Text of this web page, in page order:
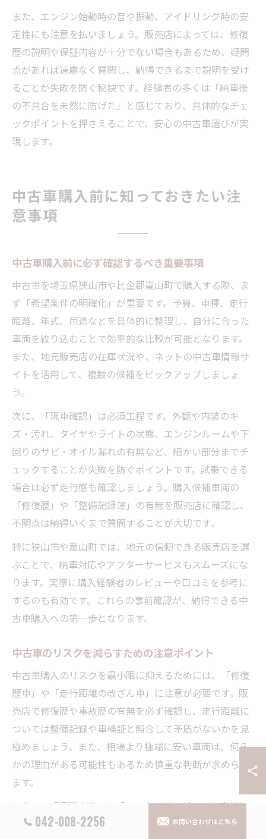
また、エンジン始動時の音や振動、アイドリング時の安
定性にも注意を払いましょう。販売店によっては、修復
歴の説明や保証内容が十分でない場合もあるため、疑問
点があれば遠慮なく質問し、納得できるまで説明を受け
ることが失敗を防ぐ秘訣です。経験者の多くは「納車後
の不具合を未然に防げた」と感じており、具体的なチェ
ックポイントを押さえることで、安心の中古車選びが実
現します。
中古車購入前に知っておきたい注
意事項
中古車購入前に必ず確認するべき重要事項
中古車を埼玉県狭山市や比企郡嵐山町で購入する際、ま
ず「希望条件の明確化」が重要です。予算、車種、走行
距離、年式、用途などを具体的に整理し、自分に合った
車両を絞り込むことで効率的な比較が可能となります。
また、地元販売店の在庫状況や、ネットの中古車情報サ
イトを活用して、複数の候補をピックアップしましょ
う。
次に、「現車確認」は必須工程です。外観や内装のキ
ズ・汚れ、タイヤやライトの状態、エンジンルームや下
回りのサビ・オイル漏れの有無など、細かい部分までチ
ェックすることが失敗を防ぐポイントです。試乗できる
場合は必ず走行感も確認しましょう。購入候補車両の
「修復歴」や「整備記録簿」の有無を販売店に確認し、
不明点は納得いくまで質問することが大切です。
特に狭山市や嵐山町では、地元の信頼できる販売店を選
ぶことで、納車対応やアフターサービスもスムーズにな
ります。実際に購入経験者のレビューや口コミを参考に
するのも有効です。これらの事前確認が、納得できる中
古車購入への第一歩となります。
中古車のリスクを減らすための注意ポイント
中古車購入のリスクを最小限に抑えるためには、「修復
歴車」や「走行距離の改ざん車」に注意が必要です。販
売店で修復歴や事故歴の有無を必ず確認し、走行距離に
ついては整備記録や車検証と照合して矛盾がないかを見
極めましょう。また、相場より極端に安い車両は、何ら
かの理由がある可能性もあるため慎重な判断が求められ
ます。
加えて、「保証内容」や「アフターサービス」も事前に
確認しましょう。特に埼玉県狭山市や嵐山町の中古車販
042-008-2256 お問い合わせはこちら